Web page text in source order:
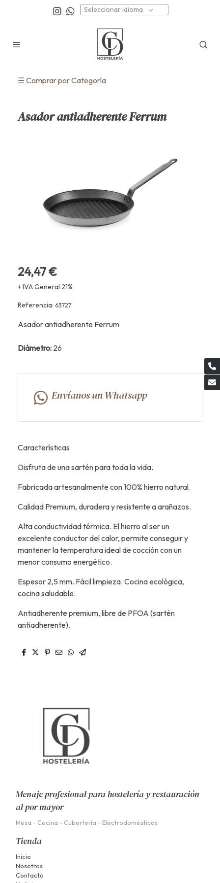
Seleccionar idioma
☰ Comprar por Categoría
Asador antiadherente Ferrum
24,47 €
+ IVA General 21%
Referencia: 63727
Asador antiadherente Ferrum
Diámetro: 26
Envíanos un Whatsapp
Características
Disfruta de una sartén para toda la vida.
Fabricada artesanalmente con 100% hierro natural.
Calidad Premium, duradera y resistente a arañazos.
Alta conductividad térmica. El hierro al ser un
excelente conductor del calor, permite conseguir y
mantener la temperatura ideal de cocción con un
menor consumo energético.
Espesor 2,5 mm. Fácil limpieza. Cocina ecológica,
cocina saludable.
Antiadherente premium, libre de PFOA (sartén
antiadherente).
Menaje profesional para hostelería y restauración
al por mayor
Mesa - Cocina - Cubertería - Electrodomésticos
Tienda
Inicio
Nosotros
Contacto